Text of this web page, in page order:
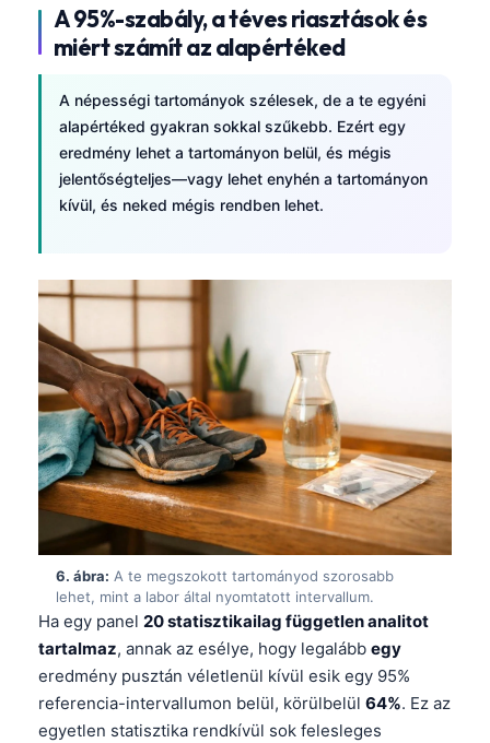
A 95%-szabály, a téves riasztások és
miért számít az alapértéked
A népességi tartományok szélesek, de a te egyéni
alapértéked gyakran sokkal szűkebb. Ezért egy
eredmény lehet a tartományon belül, és mégis
jelentőségteljes—vagy lehet enyhén a tartományon
kívül, és neked mégis rendben lehet.
6. ábra: A te megszokott tartományod szorosabb
lehet, mint a labor által nyomtatott intervallum.
Ha egy panel 20 statisztikailag független analitot
tartalmaz, annak az esélye, hogy legalább egy
eredmény pusztán véletlenül kívül esik egy 95%
referencia-intervallumon belül, körülbelül 64%. Ez az
egyetlen statisztika rendkívül sok felesleges
සිංහල
অসমীয়া
Galego
Latviešu valoda
Македонски јазик
Euskara
Gàidhlig
Occitan
العربية المغربية
Afrikaans
Монгол
Basa Jawa
Кыргызча
Татар теле
Беларуская мова
Frysk
Ślōnskŏ gŏdka